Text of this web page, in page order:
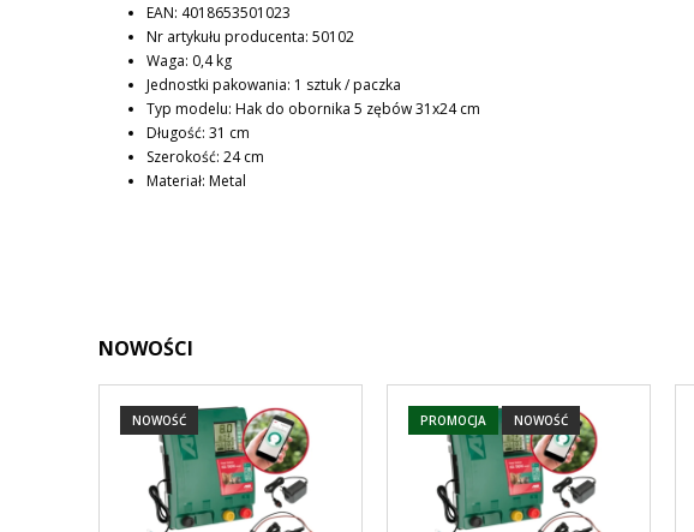
EAN: 4018653501023
Nr artykułu producenta: 50102
Waga: 0,4 kg
Jednostki pakowania: 1 sztuk / paczka
Typ modelu: Hak do obornika 5 zębów 31x24 cm
Długość: 31 cm
Szerokość: 24 cm
Materiał: Metal
NOWOŚCI
NOWOŚĆ PROMOCJA NOWOŚĆ